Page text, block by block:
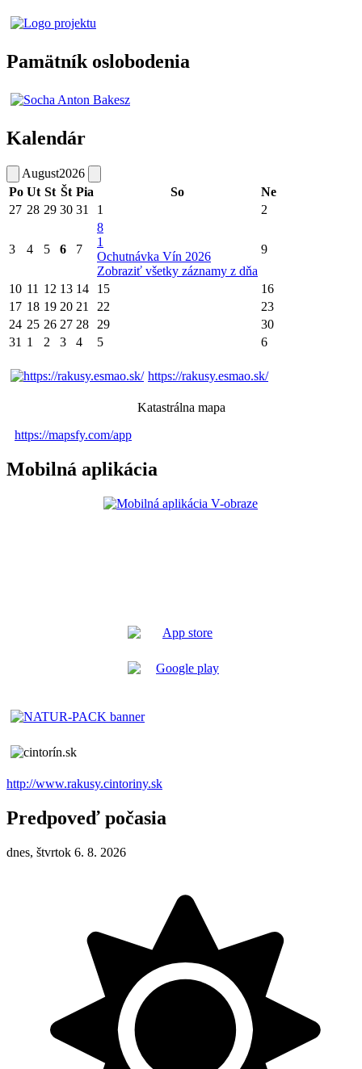
Pamätník oslobodenia
Kalendár
August2026
Po Ut St Št Pia So
Ne
27 28 29 30 31 1 2
3 4 5 6 7
8
1
Ochutnávka Vín 2026
Zobraziť všetky záznamy z dňa
9
10 11 12 13 14 15
16
17 18 19 20 21 22
23
24 25 26 27 28 29
30
31 1 2 3 4 5 6
https://rakusy.esmao.sk/
Katastrálna mapa
https://mapsfy.com/app
Mobilná aplikácia
http://www.rakusy.cintoriny.sk
Predpoveď počasia
dnes, štvrtok 6. 8. 2026